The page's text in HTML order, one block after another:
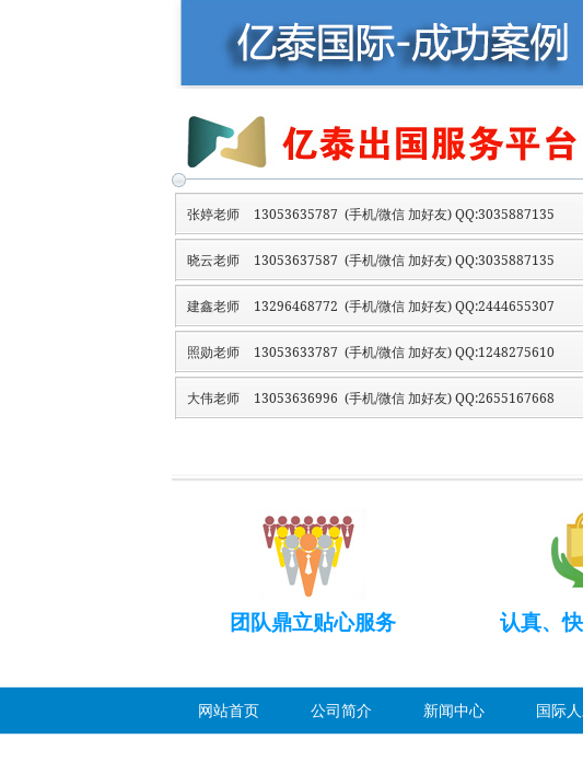
张婷老师 13053635787 (手机/微信 加好友) QQ:3035887135
晓云老师 13053637587 (手机/微信 加好友) QQ:3035887135
建鑫老师 13296468772 (手机/微信 加好友) QQ:2444655307
照勋老师 13053633787 (手机/微信 加好友) QQ:1248275610
大伟老师 13053636996 (手机/微信 加好友) QQ:2655167668
团队鼎立贴心服务 认真、
网站首页 公司简介 新闻中心 国际